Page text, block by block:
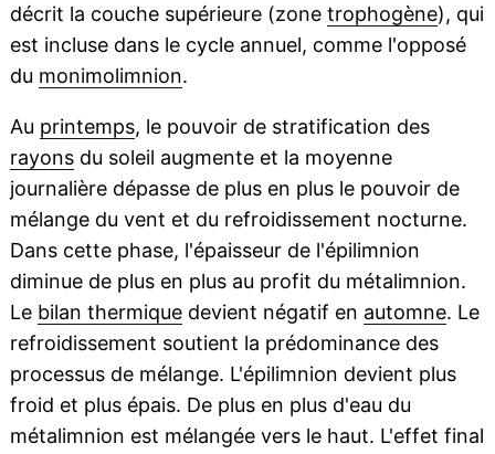
décrit la couche supérieure (zone trophogène), qui
est incluse dans le cycle annuel, comme l'opposé
du monimolimnion.
Au printemps, le pouvoir de stratification des
rayonsdu soleil augmente et la moyenne
journalière dépasse de plus en plus le pouvoir de
mélange du vent et du refroidissement nocturne.
Dans cette phase, l'épaisseur de l'épilimnion
diminue de plus en plus au profit du métalimnion.
Le bilan thermiquedevient négatif en automne. Le
refroidissement soutient la prédominance des
processus de mélange. L'épilimnion devient plus
froid et plus épais. De plus en plus d'eau du
métalimnion est mélangée vers le haut. L'effet final